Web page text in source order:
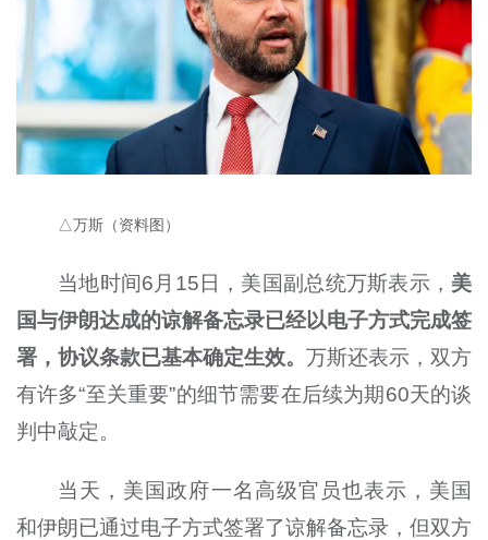
△万斯（资料图）
当地时间6月15日，美国副总统万斯表示， 美
国与伊朗达成的谅解备忘录已经以电子方式完成签
署，协议条款已基本确定生效。万斯还表示，双方
有许多“至关重要”的细节需要在后续为期60天的谈
判中敲定。
当天，美国政府一名高级官员也表示，美国
和伊朗已通过电子方式签署了谅解备忘录，但双方